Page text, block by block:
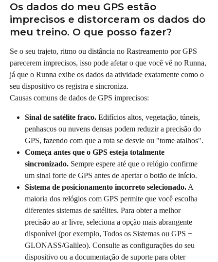
Os dados do meu GPS estão
imprecisos e distorceram os dados do
meu treino. O que posso fazer?
Se o seu trajeto, ritmo ou distância no Rastreamento por GPS
parecerem imprecisos, isso pode afetar o que você vê no Runna,
já que o Runna exibe os dados da atividade exatamente como o
seu dispositivo os registra e sincroniza.
Causas comuns de dados de GPS imprecisos:
Sinal de satélite fraco. Edifícios altos, vegetação, túneis,
penhascos ou nuvens densas podem reduzir a precisão do
GPS, fazendo com que a rota se desvie ou "tome atalhos".
Começa antes que o GPS esteja totalmente
sincronizado. Sempre espere até que o relógio confirme
um sinal forte de GPS antes de apertar o botão de início.
Sistema de posicionamento incorreto selecionado. A
maioria dos relógios com GPS permite que você escolha
diferentes sistemas de satélites. Para obter a melhor
precisão ao ar livre, seleciona a opção mais abrangente
disponível (por exemplo, Todos os Sistemas ou GPS +
GLONASS/Galileo). Consulte as configurações do seu
dispositivo ou a documentação de suporte para obter